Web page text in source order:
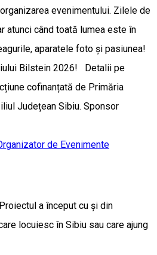
evenimentului. Zilele de
atunci când toată lumea este în
aparatele foto și pasiunea!
Bilstein 2026! Detalii pe
cofinanțată de Primăria
Județean Sibiu. Sponsor
de Evenimente
a început cu și din
locuiesc în Sibiu sau care ajung